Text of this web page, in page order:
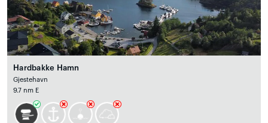
Hardbakke Hamn
Gjestehavn
9.7 nm E